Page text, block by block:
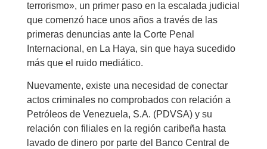
terrorismo», un primer paso en la escalada judicial
que comenzó hace unos años a través de las
primeras denuncias ante la Corte Penal
Internacional, en La Haya, sin que haya sucedido
más que el ruido mediático.
Nuevamente, existe una necesidad de conectar
actos criminales no comprobados con relación a
Petróleos de Venezuela, S.A. (PDVSA) y su
relación con filiales en la región caribeña hasta
lavado de dinero por parte del Banco Central de